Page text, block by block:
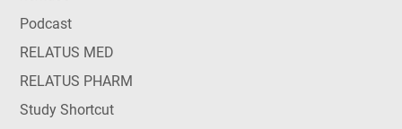
Podcast
RELATUS MED
RELATUS PHARM
Study Shortcut